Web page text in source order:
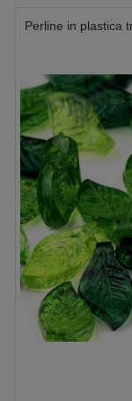
Perline in plastica